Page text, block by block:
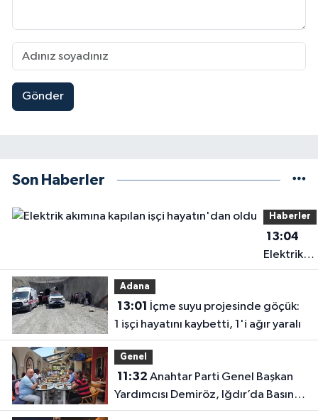
Gönder
Son Haberler
Haberler
13:04
Elektrik
akımına
oldu
Adana
13:01
1 işçi hayatını kaybetti, 1'i ağır yaralı
Genel
11:32
Yardımcısı Demiröz, Iğdır’da Basın
Mensuplarıyla Buluştu